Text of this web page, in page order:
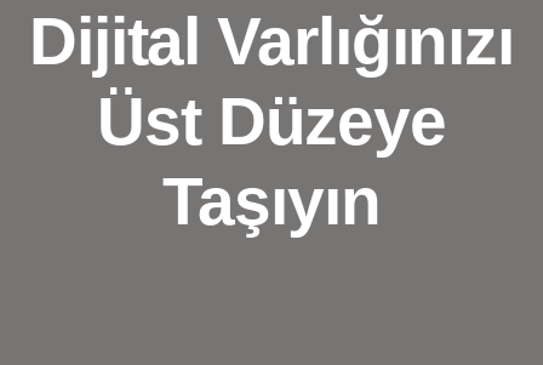
Dijital Varlığınızı
Üst Düzeye
Taşıyın